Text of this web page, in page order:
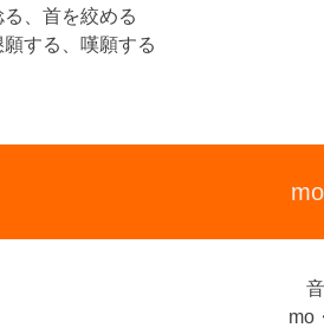
る、首を絞める
願する、嘆願する
mo